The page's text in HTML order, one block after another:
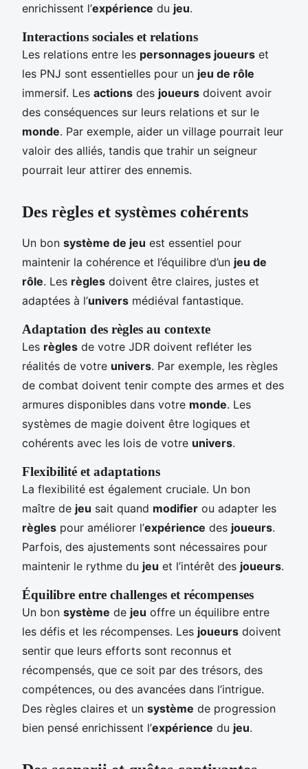
enrichissent l’expérience du jeu.
Interactions sociales et relations
Les relations entre les personnages joueurs et
les PNJ sont essentielles pour un jeu de rôle
immersif. Les actions des joueurs doivent avoir
des conséquences sur leurs relations et sur le
monde. Par exemple, aider un village pourrait leur
valoir des alliés, tandis que trahir un seigneur
pourrait leur attirer des ennemis.
Des règles et systèmes cohérents
Un bon système de jeu est essentiel pour
maintenir la cohérence et l’équilibre d’un jeu de
rôle. Les règles doivent être claires, justes et
adaptées à l’univers médiéval fantastique.
Adaptation des règles au contexte
Les règles de votre JDR doivent refléter les
réalités de votre univers. Par exemple, les règles
de combat doivent tenir compte des armes et des
armures disponibles dans votre monde. Les
systèmes de magie doivent être logiques et
cohérents avec les lois de votre univers.
Flexibilité et adaptations
La flexibilité est également cruciale. Un bon
maître de jeu sait quand modifier ou adapter les
règles pour améliorer l’expérience des joueurs.
Parfois, des ajustements sont nécessaires pour
maintenir le rythme du jeu et l’intérêt des joueurs.
Équilibre entre challenges et récompenses
Un bon système de jeu offre un équilibre entre
les défis et les récompenses. Les joueurs doivent
sentir que leurs efforts sont reconnus et
récompensés, que ce soit par des trésors, des
compétences, ou des avancées dans l’intrigue.
Des règles claires et un système de progression
bien pensé enrichissent l’expérience du jeu.